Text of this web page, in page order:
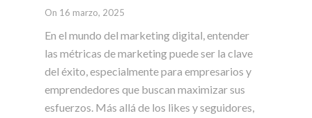
On 16 marzo, 2025
En el mundo del marketing digital, entender
las métricas de marketing puede ser la clave
del éxito, especialmente para empresarios y
emprendedores que buscan maximizar sus
esfuerzos. Más allá de los likes y seguidores,